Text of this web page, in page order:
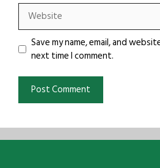
Website
Save my name, email, and
next time I comment.